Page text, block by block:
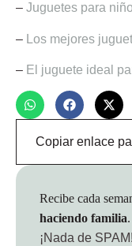
– Juguetes para
– Los mejores
– El juguete ideal
Copiar enlace
Recibe cada
haciendo familia.
¡Nada de SPAM!